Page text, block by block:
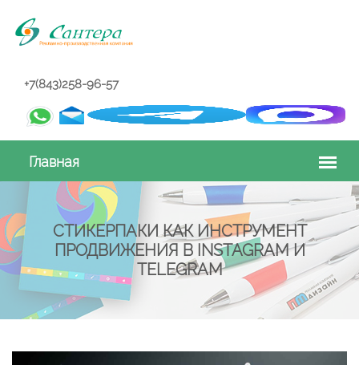
+7(843)258-96-57
СТИКЕРПАКИ КАК ИНСТРУМЕНТ
ПРОДВИЖЕНИЯ В INSTAGRAM И
TELEGRAM